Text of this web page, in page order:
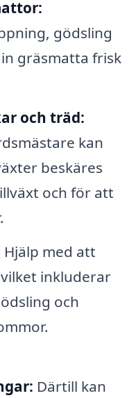
gödsling
gräsmatta frisk
och träd:
kan
beskäres
och för att
Hjälp med att
inkluderar
och
Därtill kan